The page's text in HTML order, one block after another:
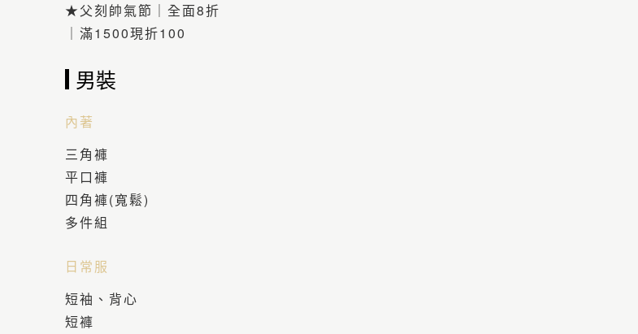
★父刻帥氣節｜全面8折
｜滿1500現折100
男裝
內著
三角褲
平口褲
四角褲(寬鬆)
多件組
日常服
短袖、背心
短褲